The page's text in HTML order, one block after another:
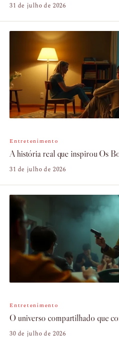
31 de julho de 2026
Entretenimento
A história real que inspirou Os
31 de julho de 2026
Entretenimento
O universo compartilhado que
30 de julho de 2026